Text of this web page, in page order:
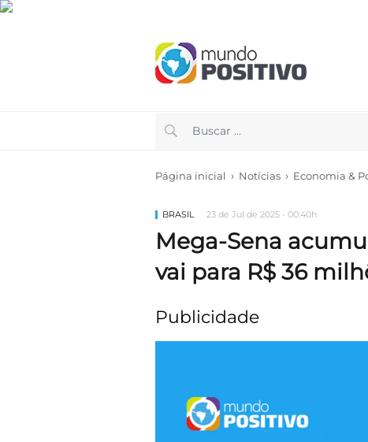
Página inicial › Notícias › Economia &
BRASIL 23 de Jul de 2025 - 00:40h
Mega-Sena
vai para R$ 36
Publicidade